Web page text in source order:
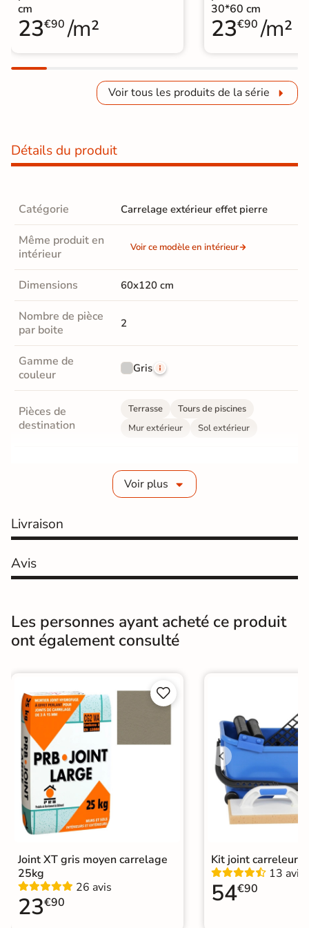
cm
23€90 /m²
30*60 cm
23€90 /m²
Voir tous les produits de la série
Détails du produit
Catégorie Carrelage extérieur effet pierre
Même produit en
intérieur
Voir ce modèle en intérieur
Dimensions 60x120 cm
Nombre de pièce
par boite
2
Gamme de
couleur
Gris
Pièces de
destination
Terrasse
Tours de piscines
Mur extérieur
Sol extérieur
10 mm
Coefficient
antidérapant
Coefficient
antidérapant
B
Résistance à
l'usure
Gr4 - Très résistant
Bords rectifié
Finition
Surface
Résistant au Gel
Conditionnement
Choix 1er Choix
Pose
Voir plus
Livraison
Avis
Les personnes ayant acheté ce produit
ont également consulté


Joint XT gris moyen carrelage
25kg
26 avis
23€90
Kit joint carreleur
13 avis
54€90